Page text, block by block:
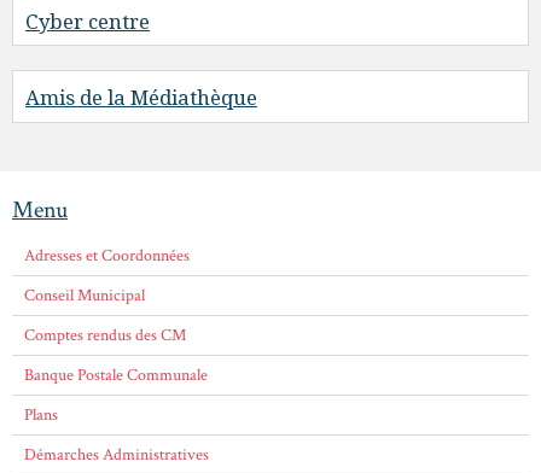
Cyber centre
Amis de la Médiathèque
Menu
Adresses et Coordonnées
Conseil Municipal
Comptes rendus des CM
Banque Postale Communale
Plans
Démarches Administratives